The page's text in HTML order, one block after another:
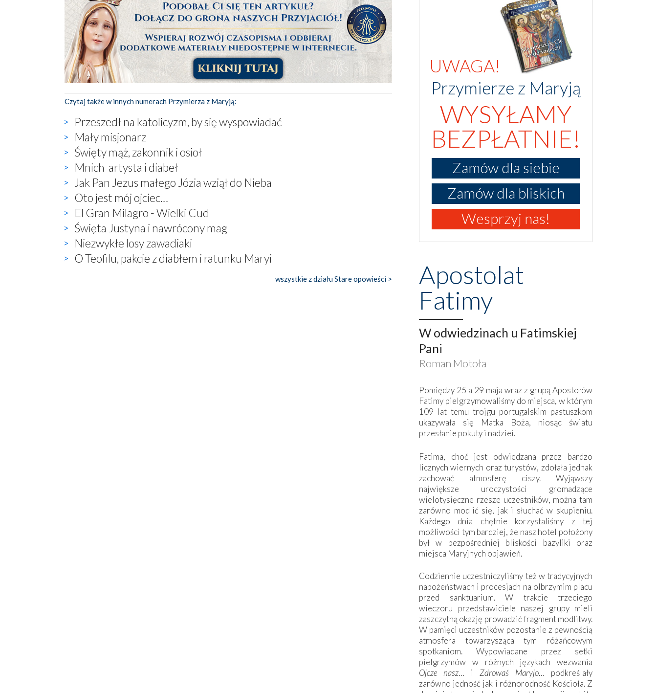
Czytaj także w innych numerach Przymierza z Maryją:
Przeszedł na katolicyzm, by się wyspowiadać
Mały misjonarz
Święty mąż, zakonnik i osioł
Mnich-artysta i diabeł
Jak Pan Jezus małego Józia wziął do Nieba
Oto jest mój ojciec…
El Gran Milagro - Wielki Cud
Święta Justyna i nawrócony mag
Niezwykłe losy zawadiaki
O Teofilu, pakcie z diabłem i ratunku Maryi
wszystkie z działu Stare opowieści >
UWAGA!
Przymierze z Maryją
WYSYŁAMY
BEZPŁATNIE!
Zamów dla siebie
Zamów dla bliskich
Wesprzyj nas!
Apostolat
Fatimy
W odwiedzinach u Fatimskiej
Pani
Roman Motoła
Pomiędzy 25 a 29 maja wraz z grupą Apostołów
Fatimy pielgrzymowaliśmy do miejsca, w którym
109 lat temu trojgu portugalskim pastuszkom
ukazywała się Matka Boża, niosąc światu
przesłanie pokuty i nadziei.
Fatima, choć jest odwiedzana przez bardzo
licznych wiernych oraz turystów, zdołała jednak
zachować atmosferę ciszy. Wyjąwszy
największe uroczystości gromadzące
wielotysięczne rzesze uczestników, można tam
zarówno modlić się, jak i słuchać w skupieniu.
Każdego dnia chętnie korzystaliśmy z tej
możliwości tym bardziej, że nasz hotel położony
był w bezpośredniej bliskości bazyliki oraz
miejsca Maryjnych objawień.
Codziennie uczestniczyliśmy też w tradycyjnych
nabożeństwach i procesjach na olbrzymim placu
przed sanktuarium. W trakcie trzeciego
wieczoru przedstawiciele naszej grupy mieli
zaszczytną okazję prowadzić fragment modlitwy.
W pamięci uczestników pozostanie z pewnością
atmosfera towarzysząca tym różańcowym
spotkaniom. Wypowiadane przez setki
pielgrzymów w różnych językach wezwania
Ojcze nasz… i Zdrowaś Maryjo… podkreślały
zarówno jedność jak i różnorodność Kościoła. Z